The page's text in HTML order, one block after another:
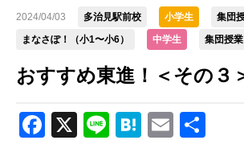
2024/04/03 多治見駅前校 小学生
集団
まなさぽ！（小1〜小6）
中学生 集団授業
おすすめ東進！＜その３
Facebook
X LineHatena
Email